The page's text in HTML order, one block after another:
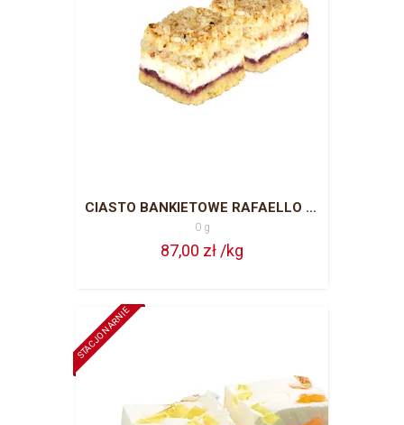
CIASTO BANKIETOWE RAFAELLO CAŁA BLACHA = 63 PORCJE
0 g
87,00 zł /kg
STACJONARNIE